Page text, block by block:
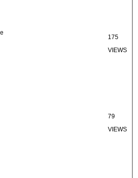
175
VIEWS
79
VIEWS